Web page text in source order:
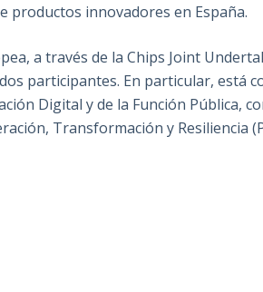
productos innovadores en España.
a través de la Chips Joint
participantes. En particular, está
Digital y de la Función Pública,
Transformación y Resiliencia